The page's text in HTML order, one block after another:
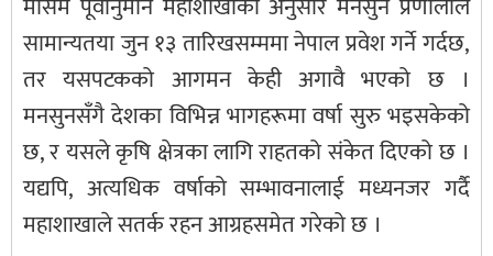
सामान्यतया जुन १३ तारिखसम्ममा नेपाल प्रवेश गर्ने गर्दछ,
तर यसपटकको आगमन केही अगावै भएको छ ।
मनसुनसँगै देशका विभिन्न भागहरूमा वर्षा सुरु भइसकेको
छ, र यसले कृषि क्षेत्रका लागि राहतको संकेत दिएको छ ।
यद्यपि, अत्यधिक वर्षाको सम्भावनालाई मध्यनजर गर्दै
महाशाखाले सतर्क रहन आग्रहसमेत गरेको छ ।